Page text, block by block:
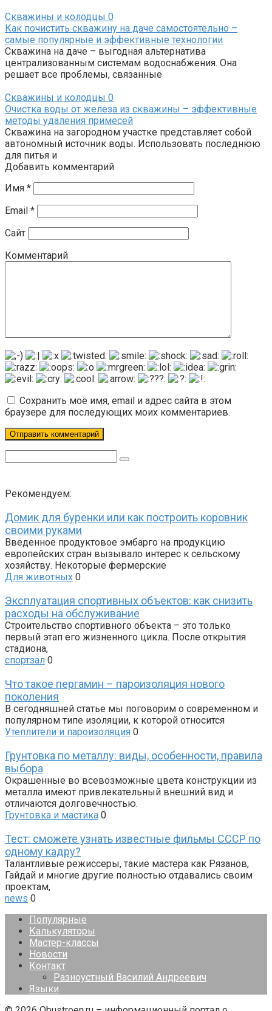
Скважины и колодцы 0
Как почистить скважину на даче самостоятельно –
самые популярные и эффективные технологии
Скважина на даче – выгодная альтернатива
централизованным системам водоснабжения. Она
решает все проблемы, связанные
Скважины и колодцы 0
Очистка воды от железа из скважины – эффективные
методы удаления примесей
Скважина на загородном участке представляет собой
автономный источник воды. Использовать последнюю
для питья и
Добавить комментарий
Имя *
Email *
Сайт
Комментарий
Сохранить моё имя, email и адрес сайта в этом
браузере для последующих моих комментариев.
Рекомендуем:
Домик для буренки или как построить коровник
своими руками
Введенное продуктовое эмбарго на продукцию
европейских стран вызывало интерес к сельскому
хозяйству. Некоторые фермерские
Для животных 0
Эксплуатация спортивных объектов: как снизить
расходы на обслуживание
Строительство спортивного объекта – это только
первый этап его жизненного цикла. После открытия
стадиона,
спортзал 0
Что такое пергамин – пароизоляция нового
поколения
В сегодняшней статье мы поговорим о современном и
популярном типе изоляции, к которой относится
Утеплители и пароизоляция 0
Грунтовка по металлу: виды, особенности, правила
выбора
Окрашенные во всевозможные цвета конструкции из
металла имеют привлекательный внешний вид и
отличаются долговечностью.
Грунтовка и мастика 0
Тест: сможете узнать известные фильмы СССР по
одному кадру?
Талантливые режиссеры, такие мастера как Рязанов,
Гайдай и многие другие полностью отдавались своим
проектам,
news 0
Популярные
Калькуляторы
Мастер-классы
Новости
Контакт
Разноустный Василий Андреевич
Языки